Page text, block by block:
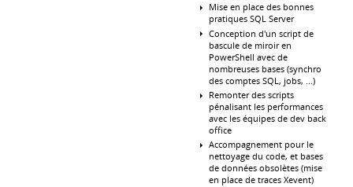
Mise en place des bonnes
pratiques SQL Server
Conception d'un script de
bascule de miroir en
PowerShell avec de
nombreuses bases (synchro
des comptes SQL, jobs, ...)
Remonter des scripts
pénalisant les performances
avec les équipes de dev back
office
Accompagnement pour le
nettoyage du code, et bases
de données obsolètes (mise
en place de traces Xevent)